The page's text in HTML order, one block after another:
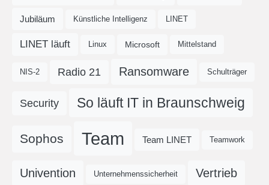
Jubiläum Künstliche Intelligenz LINET
LINET läuft Linux Microsoft Mittelstand
NIS-2 Radio 21 Ransomware Schulträger
Security So läuft IT in Braunschweig
Sophos Team Team LINET Teamwork
Univention Unternehmenssicherheit Vertrieb